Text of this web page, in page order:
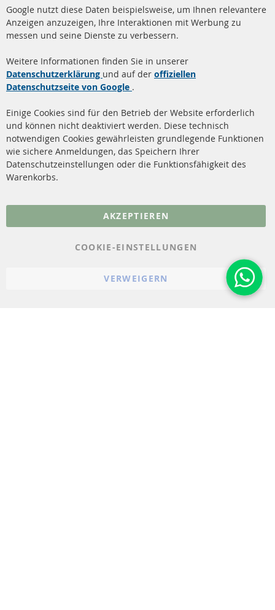
facebook
instagram
Quick Links
Dieselpartikelfilter (DPF)
Dieselpartikelfilter
Katalysator (KAT)
Sensoren
FAQ
Kundenservice
Über uns
Versandkosten
Kontakt
Vertrag widerrufen
Google nutzt diese Daten beispielsweise, um Ihnen relevantere
Anzeigen anzuzeigen, Ihre Interaktionen mit Werbung zu
messen und seine Dienste zu verbessern.
Weitere Informationen finden Sie in unserer
Datenschutzerklärung und auf der offiziellen
Datenschutzseite von Google .
Einige Cookies sind für den Betrieb der Website erforderlich
und können nicht deaktiviert werden. Diese technisch
notwendigen Cookies gewährleisten grundlegende Funktionen
wie sichere Anmeldungen, das Speichern Ihrer
Datenschutzeinstellungen oder die Funktionsfähigkeit des
Warenkorbs.
AKZEPTIEREN
COOKIE-EINSTELLUNGEN
VERWEIGERN